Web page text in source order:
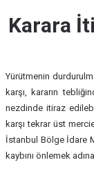
Karara
Yürütmenin
karşı, kararın
nezdinde itiraz
karşı tekrar üst
İstanbul Bölge İdare
kaybını önlemek adına